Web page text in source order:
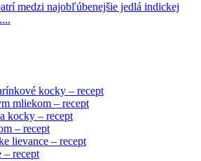
medzi najobľúbenejšie jedlá indickej
kocky – recept
mliekom – recept
kocky – recept
– recept
lievance – recept
recept